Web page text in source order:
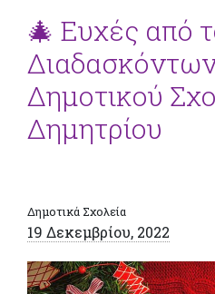
🎄 Ευχές από
Δημοτικού
Δημητρίου
Δημοτικά Σχολεία
19 Δεκεμβρίου, 2022